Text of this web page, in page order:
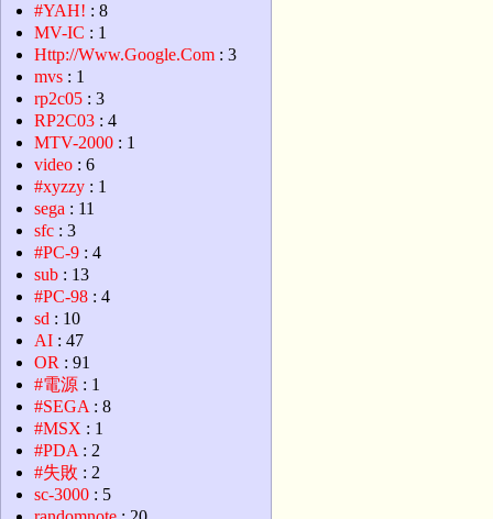
#YAH! : 8
MV-IC : 1
Http://Www.Google.Com : 3
mvs : 1
rp2c05 : 3
RP2C03 : 4
MTV-2000 : 1
video : 6
#xyzzy : 1
sega : 11
sfc : 3
#PC-9 : 4
sub : 13
#PC-98 : 4
sd : 10
AI : 47
OR : 91
#電源 : 1
#SEGA : 8
#MSX : 1
#PDA : 2
#失敗 : 2
sc-3000 : 5